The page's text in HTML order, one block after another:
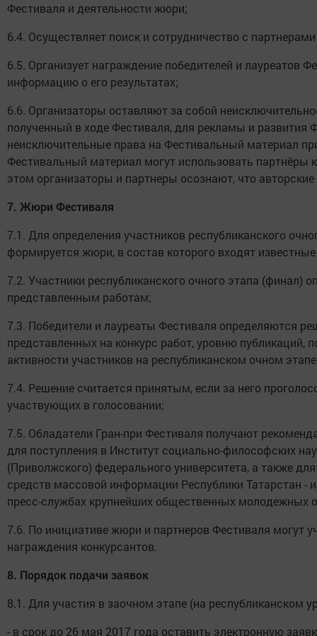
Фестиваля и деятельности жюри;
6.4. Осуществляет поиск и сотрудничество с
6.5. Организует награждение победителей и лауреатов
информацию о его результатах;
6.6. Организаторы оставляют за собой
полученный в ходе Фестиваля, для рекламы и развития
неисключительные права на Фестивальный материал
Фестивальный материал могут использовать партнёры
этом организаторы и партнеры осознают, что
7. Жюри Фестиваля
7.1. Для определения участников республиканского
формируется жюри, в состав которого входят
7.2. Участники республиканского очного этапа (финал)
представленным работам;
7.3. Победители и лауреаты Фестиваля определяются
представленных на конкурс работ, уровню публикаций,
активности участников на республиканском очном
7.4. Решение считается принятым, если за него
участвующих в голосовании;
7.5. Обладатели Гран-при Фестиваля получают
для поступления в Институт социально-философских
(Приволжского) федерального университета, а также
средств массовой информации Республики Татарстан
пресс-службах крупнейших общественных молодежных
7.6. По инициативе жюри и партнеров Фестиваля могут
награждения конкурсантов.
8. Порядок подачи заявок
8.1. Для участия в заочном этапе (на республиканском
- в срок до 26 мая 2017 года оставить электронную